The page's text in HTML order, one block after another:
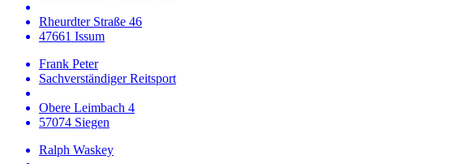
Rheurdter Straße 46
47661 Issum
Frank Peter
Sachverständiger Reitsport
Obere Leimbach 4
57074 Siegen
Ralph Waskey